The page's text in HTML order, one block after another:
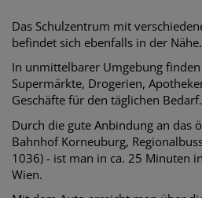
Das Schulzentrum mit
befindet sich ebenfalls in der Nähe.
In unmittelbarer Umgebung
Supermärkte, Drogerien,
Geschäfte für den täglichen Bedarf.
Durch die gute Anbindung an das
Bahnhof Korneuburg,
1036) - ist man in ca. 25 Minuten
Wien.